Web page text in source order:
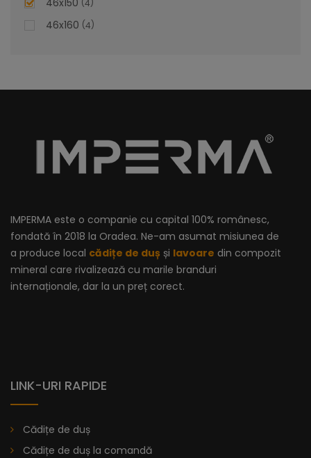
Lavoar Suspendat Bianca – Estetica și Funcționalitate
de design personalizabil ce îmbină eleganța cu utilitatea.
finisajele impecabile ale acestui produs.
lei
46x150 4
46x160 4
IMPERMA este o companie cu capital 100% românesc,
fondată în 2018 la Oradea. Ne-am asumat misiunea de
a produce local cădițe de duș și lavoare din compozit
mineral care rivalizează cu marile branduri
internaționale, dar la un preț corect.
LINK-URI RAPIDE
Cădițe de duș
Cădițe de duș la comandă